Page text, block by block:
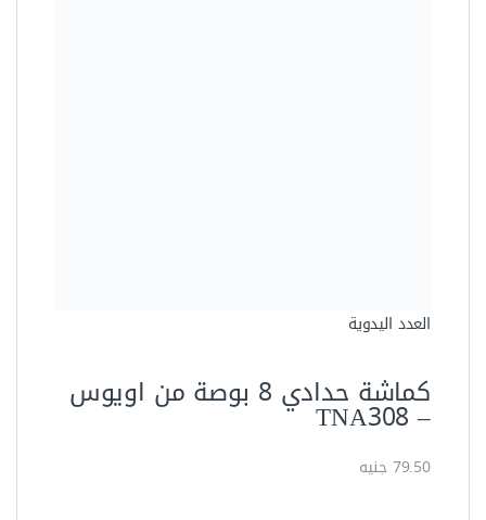
العدد اليدوية
كماشة حدادي 8 بوصة من اويوس
– TNA308
79.50 جنيه